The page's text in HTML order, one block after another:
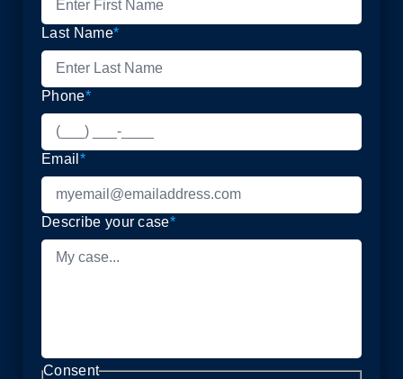
Last Name*
Phone*
Email *
Describe your case*
Consent